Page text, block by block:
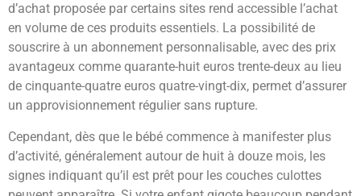
d’achat proposée par certains sites rend accessible l’achat
en volume de ces produits essentiels. La possibilité de
souscrire à un abonnement personnalisable, avec des prix
avantageux comme quarante-huit euros trente-deux au lieu
de cinquante-quatre euros quatre-vingt-dix, permet d’assurer
un approvisionnement régulier sans rupture.
Cependant, dès que le bébé commence à manifester plus
d’activité, généralement autour de huit à douze mois, les
signes indiquant qu’il est prêt pour les couches culottes